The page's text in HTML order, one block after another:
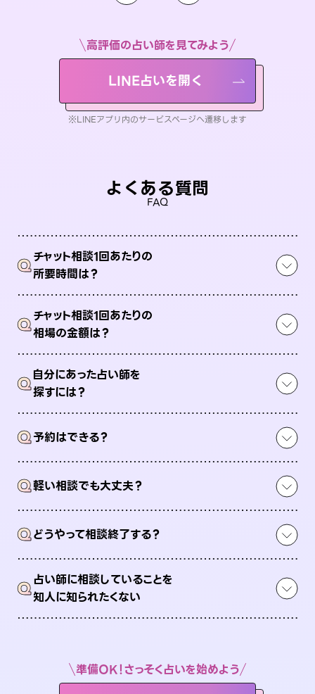
高評価の占い師を見てみよう
LINE占いを開く
※LINEアプリ内のサービスページへ遷移します
よくある質問
FAQ
Qチャット相談1回あたりの
所要時間は？
Qチャット相談1回あたりの
相場の金額は？
Q自分にあった占い師を
探すには？
Q予約はできる？
Q軽い相談でも大丈夫？
Qどうやって相談終了する？
Q占い師に相談していることを
知人に知られたくない
準備OK！さっそく占いを始めよう